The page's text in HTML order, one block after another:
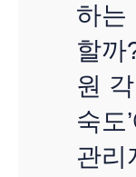
하는
할까
원
숙도
관리